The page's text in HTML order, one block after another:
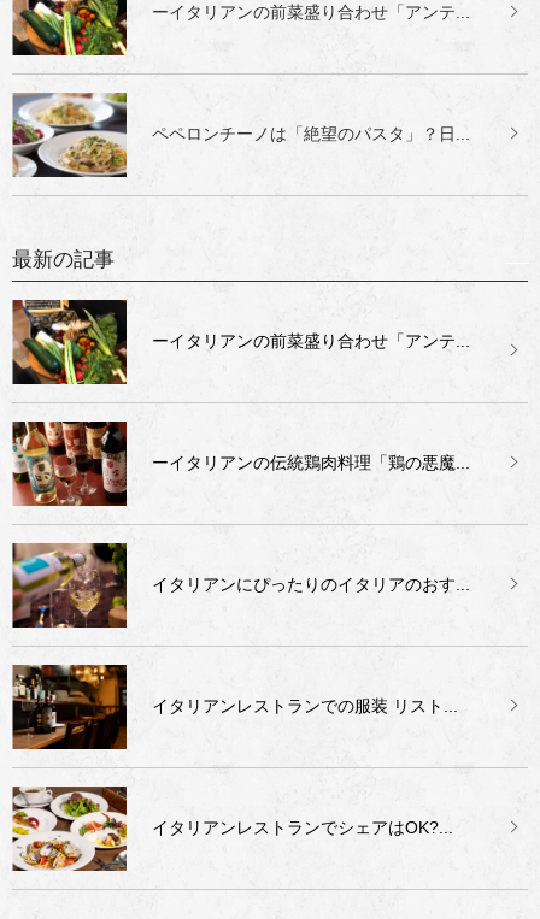
ーイタリアンの前菜盛り合わせ「アンテ...
ペペロンチーノは「絶望のパスタ」？日...
最新の記事
ーイタリアンの前菜盛り合わせ「アンテ...
ーイタリアンの伝統鶏肉料理「鶏の悪魔...
イタリアンにぴったりのイタリアのおす...
イタリアンレストランでの服装 リスト...
イタリアンレストランでシェアはOK?...